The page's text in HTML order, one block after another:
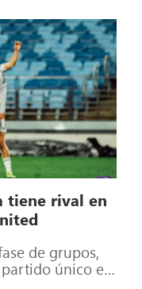
tiene rival en
de grupos,
único en